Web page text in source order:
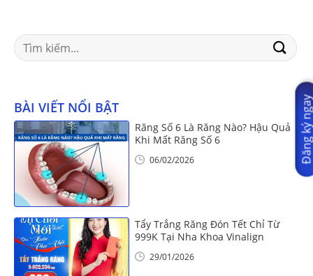
Search
for:
BÀI VIẾT NỔI BẬT
Răng Số 6 Là Răng Nào? Hậu Quả
Khi Mất Răng Số 6
06/02/2026
Tẩy Trắng Răng Đón Tết Chỉ Từ
999K Tại Nha Khoa Vinalign
29/01/2026
Đăng